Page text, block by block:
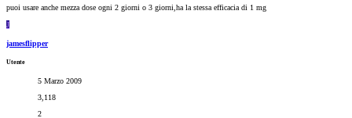
puoi usare anche mezza dose ogni 2 giorni o 3 giorni,ha la stessa efficacia di 1 mg
J
jamesflipper
Utente
5 Marzo 2009
3,118
2